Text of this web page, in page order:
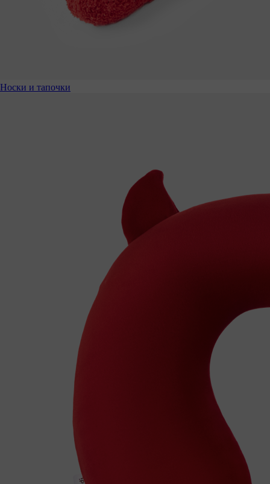
Носки и тапочки